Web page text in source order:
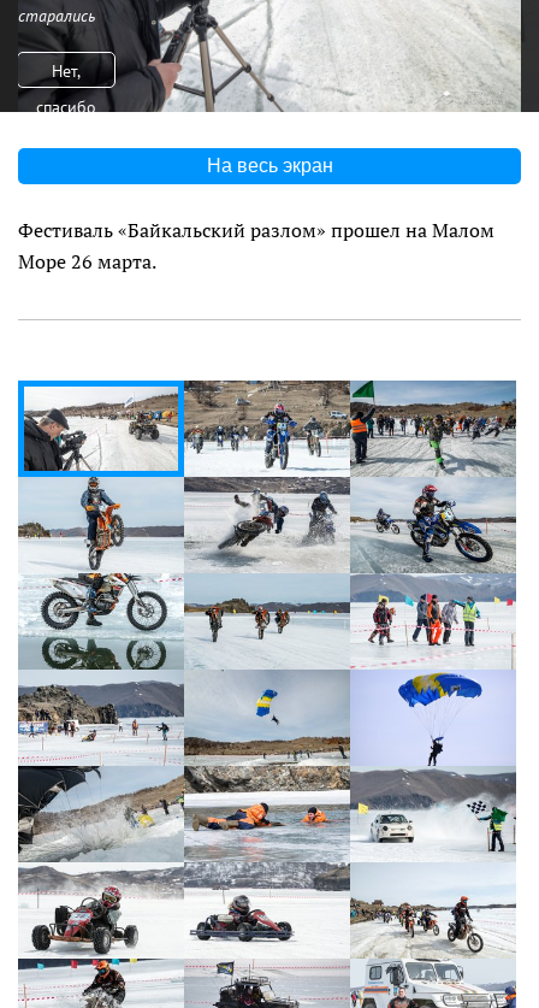
старались
Нет,
спасибо
На весь экран
Фестиваль «Байкальский разлом» прошел на Малом
Море 26 марта.